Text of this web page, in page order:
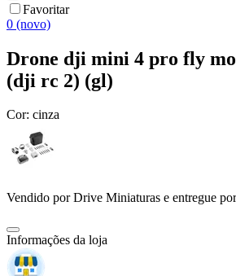
Favoritar
0 (novo)
Drone dji mini 4 pro fly
(dji rc 2) (gl)
Cor: cinza
Vendido porDrive Miniaturas e entregue por
Informações da loja